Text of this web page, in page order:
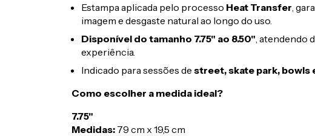
Estampa aplicada pelo processo Heat Transfer ,
imagem e desgaste natural ao longo do uso.
Disponível do tamanho 7.75" ao 8.50" , atendendo
experiência.
Indicado para sessões de street, skate park, bowls
Como escolher a medida ideal?
7.75"
Medidas: 79 cm x 19,5 cm